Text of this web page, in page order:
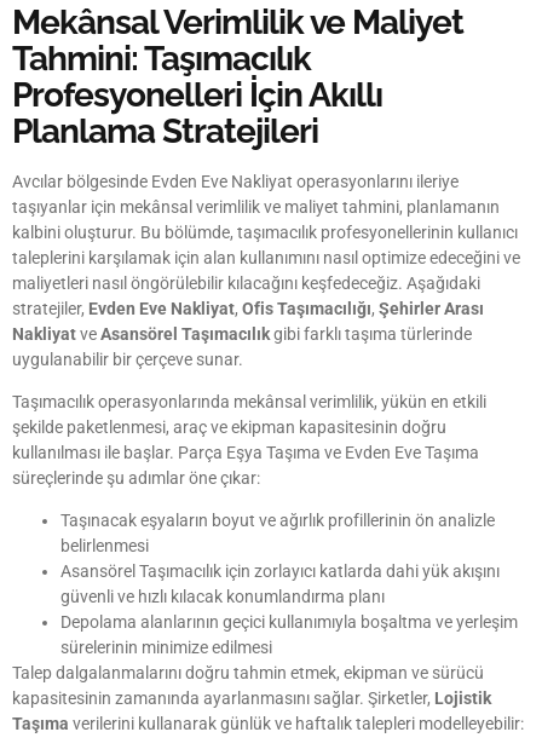
Mekânsal Verimlilik ve Maliyet
Tahmini: Taşımacılık
Profesyonelleri İçin Akıllı
Planlama Stratejileri
Avcılar bölgesinde Evden Eve Nakliyat operasyonlarını ileriye
taşıyanlar için mekânsal verimlilik ve maliyet tahmini, planlamanın
kalbini oluşturur. Bu bölümde, taşımacılık profesyonellerinin kullanıcı
taleplerini karşılamak için alan kullanımını nasıl optimize edeceğini ve
maliyetleri nasıl öngörülebilir kılacağını keşfedeceğiz. Aşağıdaki
stratejiler, Evden Eve Nakliyat, Ofis Taşımacılığı, Şehirler Arası
NakliyatveAsansörel Taşımacılıkgibi farklı taşıma türlerinde
uygulanabilir bir çerçeve sunar.
Taşımacılık operasyonlarında mekânsal verimlilik, yükün en etkili
şekilde paketlenmesi, araç ve ekipman kapasitesinin doğru
kullanılması ile başlar. Parça Eşya Taşıma ve Evden Eve Taşıma
süreçlerinde şu adımlar öne çıkar:
Taşınacak eşyaların boyut ve ağırlık profillerinin ön analizle
belirlenmesi
Asansörel Taşımacılık için zorlayıcı katlarda dahi yük akışını
güvenli ve hızlı kılacak konumlandırma planı
Depolama alanlarının geçici kullanımıyla boşaltma ve yerleşim
sürelerinin minimize edilmesi
Talep dalgalanmalarını doğru tahmin etmek, ekipman ve sürücü
kapasitesinin zamanında ayarlanmasını sağlar. Şirketler, Lojistik
Taşıma verilerini kullanarak günlük ve haftalık talepleri modelleyebilir: